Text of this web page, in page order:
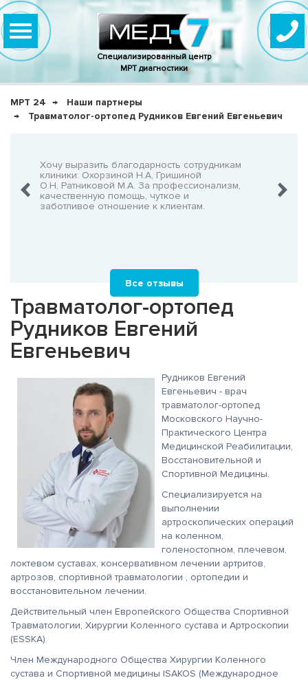
Специализированный центр
МРТ диагностики
МРТ 24
Наши партнеры
Травматолог-ортопед Рудников Евгений Евгеньевич
Хочу выразить благодарность сотрудникам
клиники: Охорзиной Н.А, Гришиной
О.Н, Ратниковой М.А. За профессионализм,
качественную помощь, чуткое и
заботливое отношение к клиентам.
Все отзывы
Травматолог-ортопед
Рудников Евгений
Евгеньевич
Рудников Евгений
Евгеньевич - врач
травматолог-ортопед
Московского Научно-
Практического Центра
Медицинской Реабилитации,
Восстановительной и
Спортивной Медицины.
Специализируется на
выполнении
артроскопических операций
на коленном,
голеностопном, плечевом,
локтевом суставах, консервативном лечении артритов,
артрозов, спортивной травматологии , ортопедии и
восстановительном лечении.
Действительный член Европейского Общества Спортивной
Травматологии, Хирургии Коленного сустава и Артроскопии
(ESSKA).
Член Международного Общества Хирургии Коленного
сустава и Спортивной медицины ISAKOS (Международное